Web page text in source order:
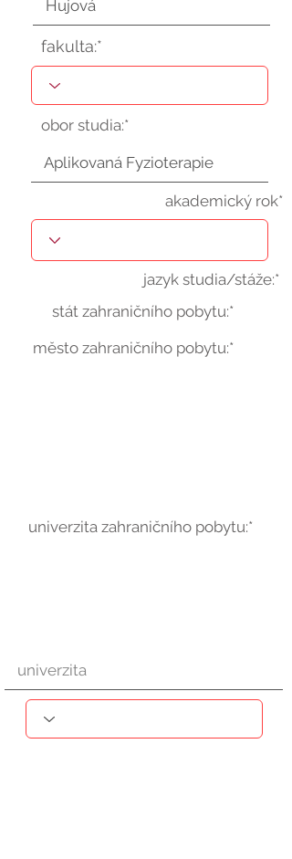
fakulta:*
obor studia:*
akademický rok*
jazyk studia/stáže:*
stát zahraničního pobytu:*
město zahraničního pobytu:*
univerzita zahraničního pobytu:*